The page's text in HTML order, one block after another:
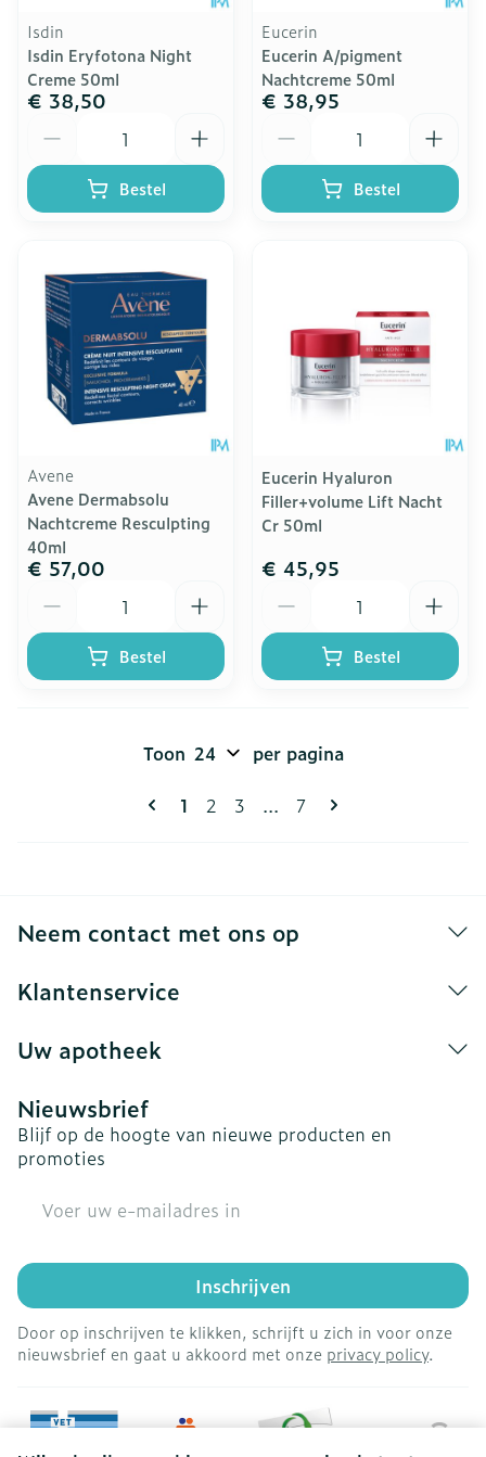
Isdin
Isdin Eryfotona Night
Creme 50ml
€ 38,50
Bestel
Eucerin
Eucerin A/pigment
Nachtcreme 50ml
€ 38,95
Bestel
Avene
Avene Dermabsolu
Nachtcreme Resculpting
40ml
€ 57,00
Bestel
Eucerin Hyaluron
Filler+volume Lift Nacht
Cr 50ml
€ 45,95
Bestel
Pagina's
U lees momenteel pagina
1 Pagina
2 Pagina
3 ... Pagina
7
Toon per pagina
Neem contact met ons op
Klantenservice
Uw apotheek
Nieuwsbrief
Blijf op de hoogte van nieuwe producten en
promoties
Inschrijven
Door op inschrijven te klikken, schrijft u zich in voor onze
nieuwsbrief en gaat u akkoord met onze privacy policy.